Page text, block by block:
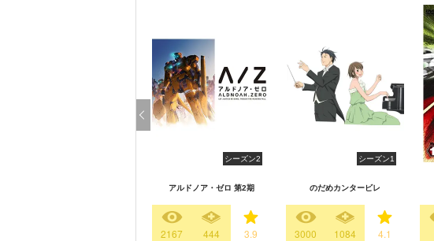
シーズン2
アルドノア・ゼロ 第2期
2167 444 3.9
シーズン1
のだめカンタービレ
3000 1084 4.1